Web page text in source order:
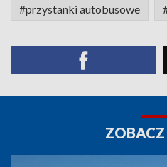
#przystanki autobusowe